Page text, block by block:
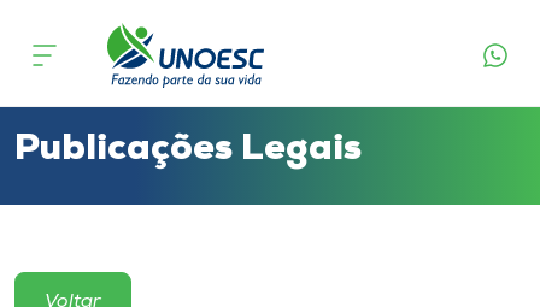
Cursos
Atendimento ao Estudante
Publicações Legais
Voltar